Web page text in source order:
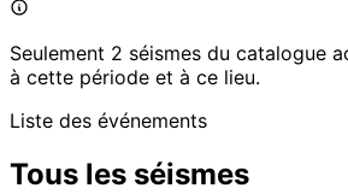
Seulement 2 séismes du catalogue
à cette période et à ce lieu.
Liste des événements
Tous les séismes